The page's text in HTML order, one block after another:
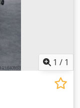
1 / 1